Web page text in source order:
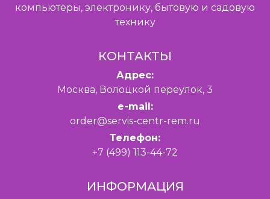
компьютеры, электронику, бытовую и садовую
технику
КОНТАКТЫ
Адрес:
Москва, Волоцкой переулок, 3
e-mail:
order@servis-centr-rem.ru
Телефон:
+7 (499) 113-44-72
ИНФОРМАЦИЯ